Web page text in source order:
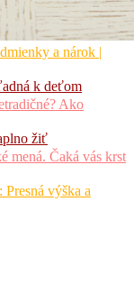
a nárok |
k deťom
Ako
žiť
mená. Čaká vás krst
výška a